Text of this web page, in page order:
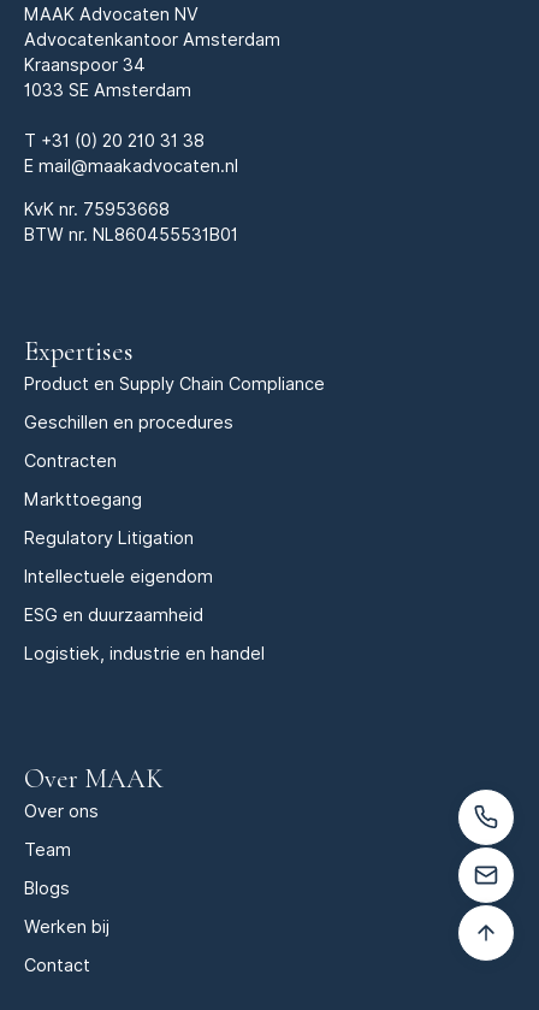
MAAK Advocaten NV
Advocatenkantoor Amsterdam
Kraanspoor 34
1033 SE Amsterdam
T +31 (0) 20 210 31 38
E mail@maakadvocaten.nl
KvK nr. 75953668
BTW nr. NL860455531B01
Expertises
Product en Supply Chain Compliance
Geschillen en procedures
Contracten
Markttoegang
Regulatory Litigation
Intellectuele eigendom
ESG en duurzaamheid
Logistiek, industrie en handel
Over MAAK
Over ons
Team
Blogs
Werken bij
Contact